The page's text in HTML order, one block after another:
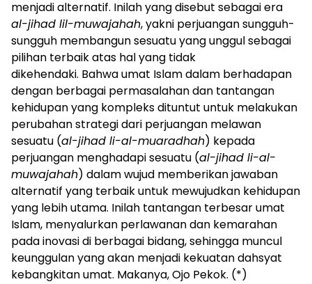
menjadi alternatif. Inilah yang disebut sebagai era
al-jihad lil-muwajahah, yakni perjuangan sungguh-
sungguh membangun sesuatu yang unggul sebagai
pilihan terbaik atas hal yang tidak
dikehendaki. Bahwa umat Islam dalam berhadapan
dengan berbagai permasalahan dan tantangan
kehidupan yang kompleks dituntut untuk melakukan
perubahan strategi dari perjuangan melawan
sesuatu (al-jihad li-al-muaradhah) kepada
perjuangan menghadapi sesuatu (al-jihad li-al-
muwajahah) dalam wujud memberikan jawaban
alternatif yang terbaik untuk mewujudkan kehidupan
yang lebih utama. Inilah tantangan terbesar umat
Islam, menyalurkan perlawanan dan kemarahan
pada inovasi di berbagai bidang, sehingga muncul
keunggulan yang akan menjadi kekuatan dahsyat
kebangkitan umat. Makanya, Ojo Pekok. (*)